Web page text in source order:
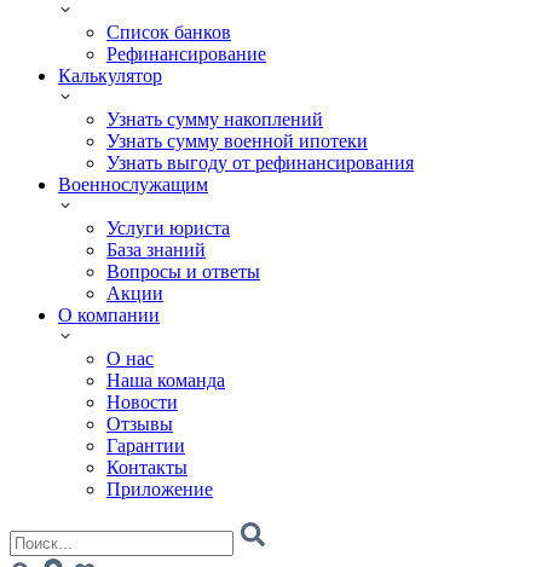
Список банков
Рефинансирование
Калькулятор
Узнать сумму накоплений
Узнать сумму военной ипотеки
Узнать выгоду от рефинансирования
Военнослужащим
Услуги юриста
База знаний
Вопросы и ответы
Акции
О компании
О нас
Наша команда
Новости
Отзывы
Гарантии
Контакты
Приложение